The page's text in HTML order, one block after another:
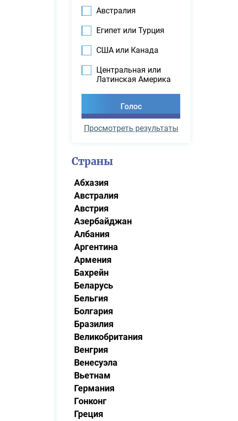
Австралия
Египет или Турция
США или Канада
Центральная или
Латинская Америка
Просмотреть результаты
Страны
Абхазия
Австралия
Австрия
Азербайджан
Албания
Аргентина
Армения
Бахрейн
Беларусь
Бельгия
Болгария
Бразилия
Великобритания
Венгрия
Венесуэла
Вьетнам
Германия
Гонконг
Греция